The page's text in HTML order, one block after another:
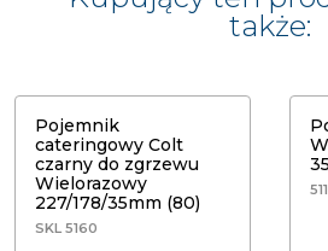
także:
Pojemnik
cateringowy Colt
czarny do zgrzewu
Wielorazowy
227/178/35mm (80)
SKL 5160